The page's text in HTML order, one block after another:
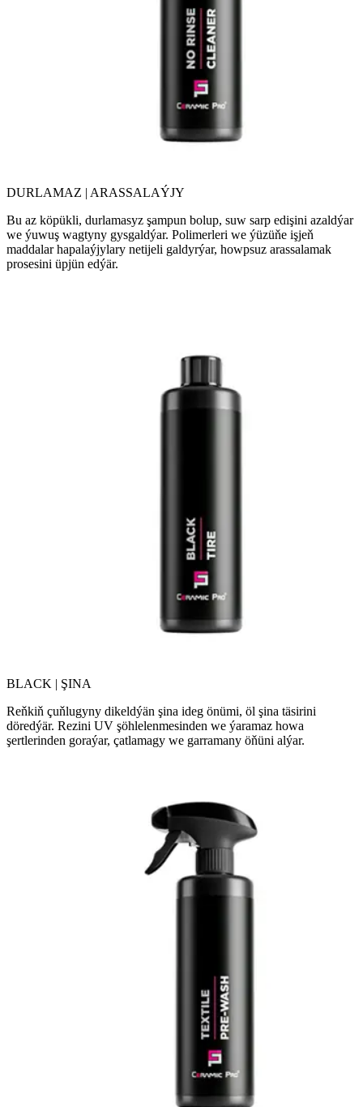
DURLAMAZ | ARASSALAÝJY
Bu az köpükli, durlamasyz şampun bolup, suw sarp edişini azaldýar
we ýuwuş wagtyny gysgaldýar. Polimerleri we ýüzüňe işjeň
maddalar hapalaýjylary netijeli galdyrýar, howpsuz arassalamak
prosesini üpjün edýär.
BLACK | ŞINA
Reňkiň çuňlugyny dikeldýän şina ideg önümi, öl şina täsirini
döredýär. Rezini UV şöhlelenmesinden we ýaramaz howa
şertlerinden goraýar, çatlamagy we garramany öňüni alýar.